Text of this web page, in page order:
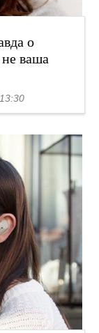
о
ваша